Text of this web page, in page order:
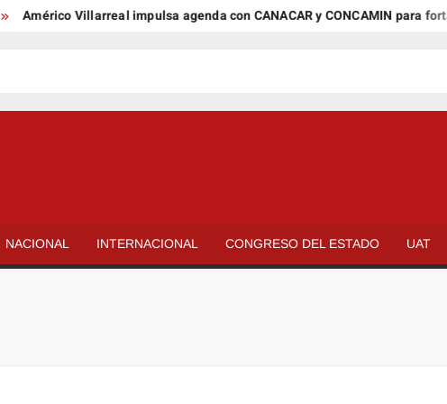
Américo Villarreal impulsa agenda con CANACAR y CONCAMIN para
NACIONAL INTERNACIONAL CONGRESO DEL ESTADO UAT